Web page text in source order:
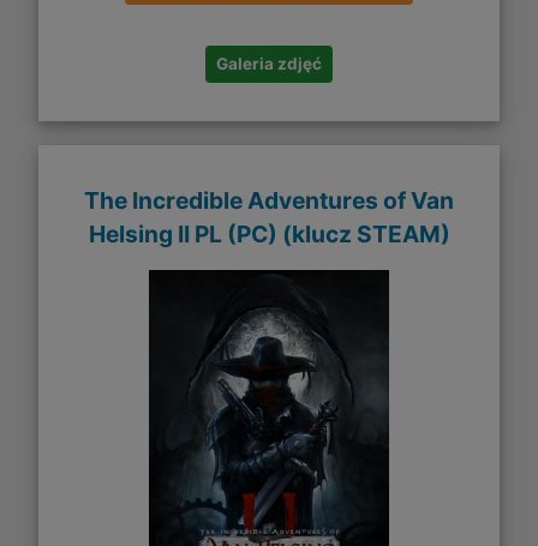
Galeria zdjęć
The Incredible Adventures of Van
Helsing II PL (PC) (klucz STEAM)